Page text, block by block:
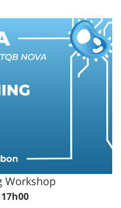
Workshop